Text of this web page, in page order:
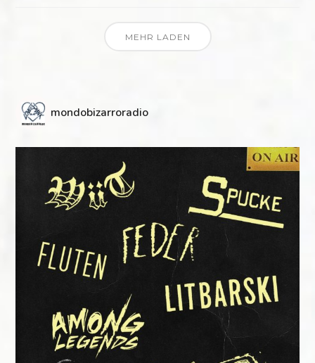
MEHR LADEN
mondobizarroradio